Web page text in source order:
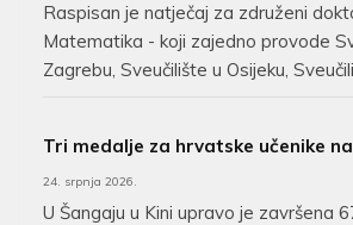
Raspisan je natječaj za združeni
Matematika - koji zajedno provode
Zagrebu, Sveučilište u Osijeku,
Tri medalje za hrvatske učenike na
24. srpnja 2026.
U Šangaju u Kini upravo je završena